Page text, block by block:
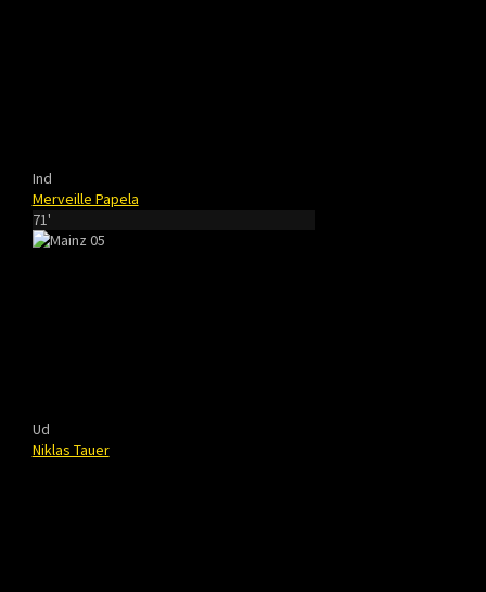
Ind
Merveille Papela
71'
Ud
Niklas Tauer